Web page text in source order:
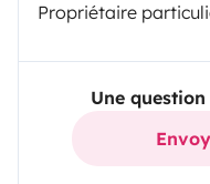
Propriétaire
Une